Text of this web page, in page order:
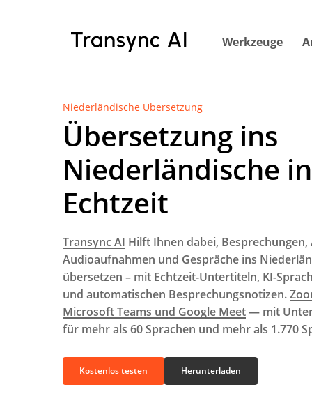
Werkzeuge
Niederländische Übersetzung
Übersetzung ins
Niederländische in
Echtzeit
Transync AI Hilft Ihnen dabei, Besprechungen,
Audioaufnahmen und Gespräche ins
übersetzen – mit Echtzeit-Untertiteln, KI-
und automatischen Besprechungsnotizen.
Microsoft Teams und Google Meet— mit
für mehr als 60 Sprachen und mehr als 1.770
Kostenlos testen Herunterladen